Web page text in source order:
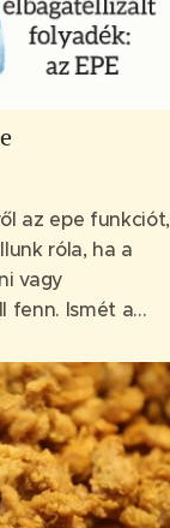
az epe funkciót,
róla, ha a
vagy
fenn. Ismét a